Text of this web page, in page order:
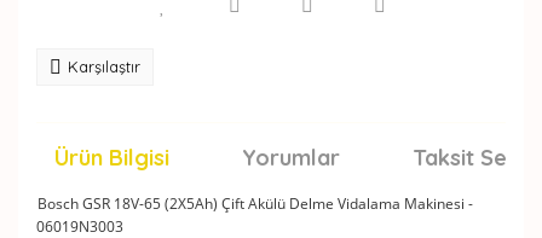
Karşılaştır
Ürün Bilgisi Yorumlar Taksit
Bosch GSR 18V-65 (2X5Ah) Çift Akülü Delme Vidalama Makinesi -
06019N3003